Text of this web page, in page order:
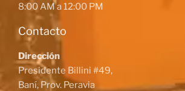
8:00 AM a 12:00 PM
Contacto
Dirección
Presidente Billini #49,
Baní, Prov. Peravia